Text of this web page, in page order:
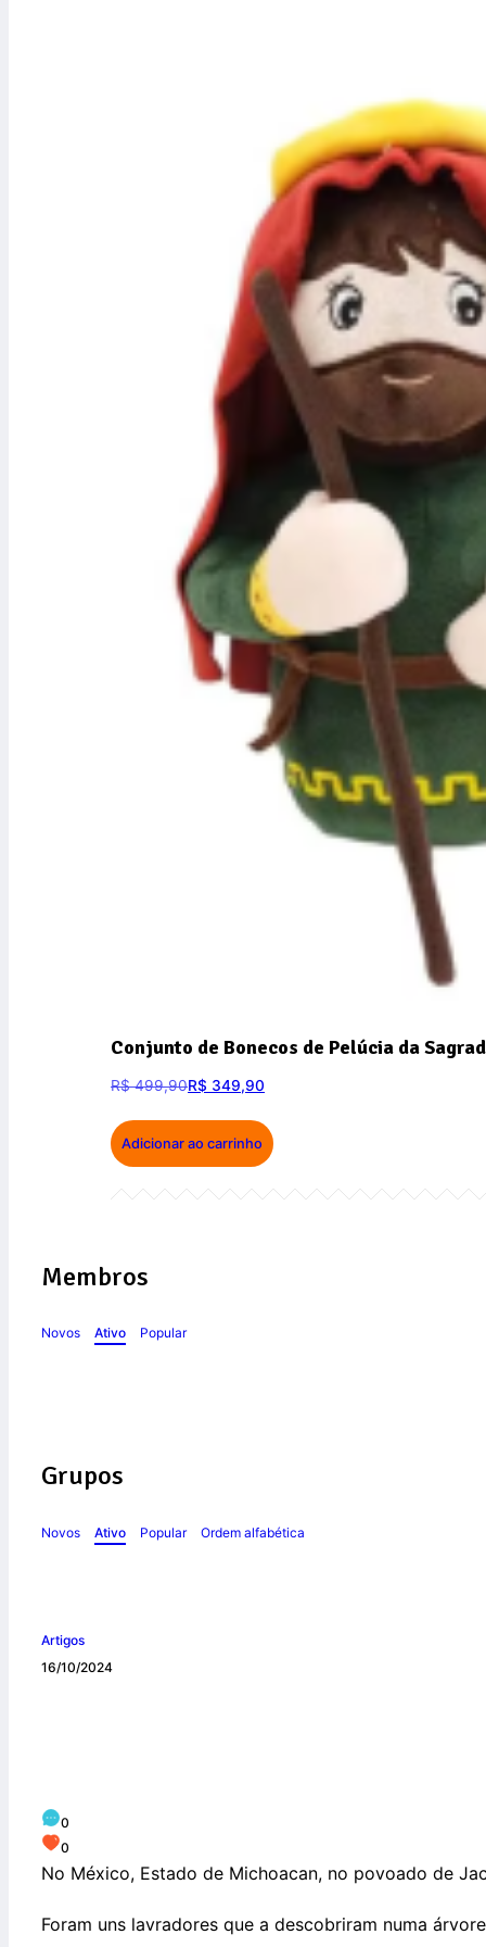
Conjunto de Bonecos de Pelúcia da
R$499,90R$ 349,90
Adicionar ao carrinho
Membros
Novos Ativo Popular
Grupos
Novos Ativo Popular Ordem alfabética
Artigos
16/10/2024
0
0
No México, Estado de Michoacan, no povoado de
Foram uns lavradores que a descobriram numa